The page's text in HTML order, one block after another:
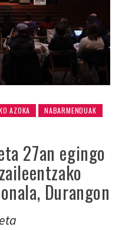
AZOKA
NABARMENDUAK
27an egingo
Durangon